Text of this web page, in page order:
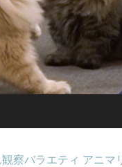
察バラエティ アニマ